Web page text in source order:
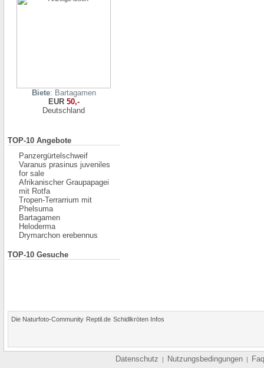
Biete: Bartagamen
EUR50,-
Deutschland
TOP-10 Angebote
Panzergürtelschweif
Varanus prasinus juveniles
for sale
Afrikanischer Graupapagei
mit Rotfa
Tropen-Terrarrium mit
Phelsuma
Bartagamen
Heloderma
Drymarchon erebennus
TOP-10 Gesuche
Die Naturfoto-Community Reptil.de Schidlkröten Infos
Datenschutz | Nutzungsbedingungen | Faq